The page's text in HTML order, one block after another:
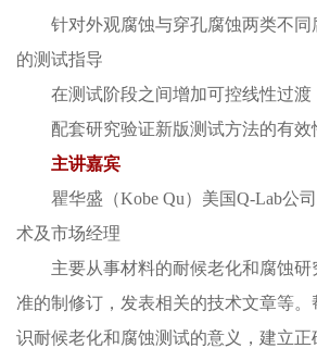
针对外观腐蚀与穿孔腐蚀两类不同
的测试指导
在测试阶段之间增加可控线性过渡
配套研究验证新版测试方法的有效
主讲嘉宾
瞿华盛（Kobe Qu）美国Q-Lab公
术及市场经理
主要从事材料的耐候老化和腐蚀研
准的制修订，发表相关的技术文章等。
识耐候老化和腐蚀测试的意义，建立正